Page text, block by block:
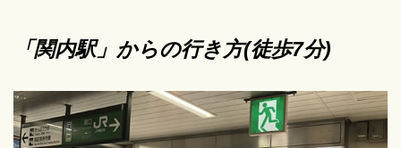
「関内駅」からの行き方(徒歩7分)